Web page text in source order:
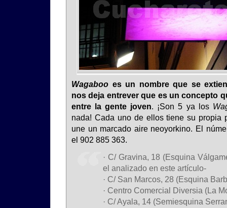
Wagaboo es un nombre que se
nos deja entrever que es un concepto
entre la gente joven. ¡Son 5 ya los
nada! Cada uno de ellos tiene su propia
une un marcado aire neoyorkino. El
el 902 885 363.
· C/ Gravina, 18 (Esquina
el analizado en este artículo-
· C/ San Marcos, 28 (Esquina
· Centro Comercial Diversia (La
· C/ Ayala, 14 (Semiesquina